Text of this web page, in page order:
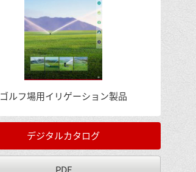
ゴルフ場用イリゲーション製品
デジタルカタログ